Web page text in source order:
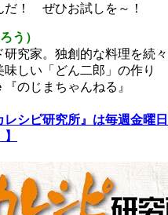
！ ぜひお試しを～！
う）
究家。独創的な料理を続々
しい「どん二郎」の作り
のじまちゃんねる』
レシピ研究所』は毎週金曜日